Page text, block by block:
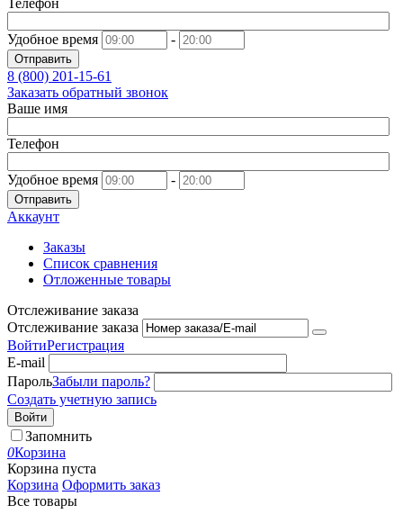
Телефон
Удобное время -
Отправить
8 (800) 201-15-61
Заказать обратный звонок
Ваше имя
Телефон
Удобное время -
Отправить
Аккаунт
Заказы
Список сравнения
Отложенные товары
Отслеживание заказа
Отслеживание заказа
ВойтиРегистрация
E-mail
ПарольЗабыли пароль?
Создать учетную запись
Войти
Запомнить
0Корзина
Корзина пуста
Корзина Оформить заказ
Все товары